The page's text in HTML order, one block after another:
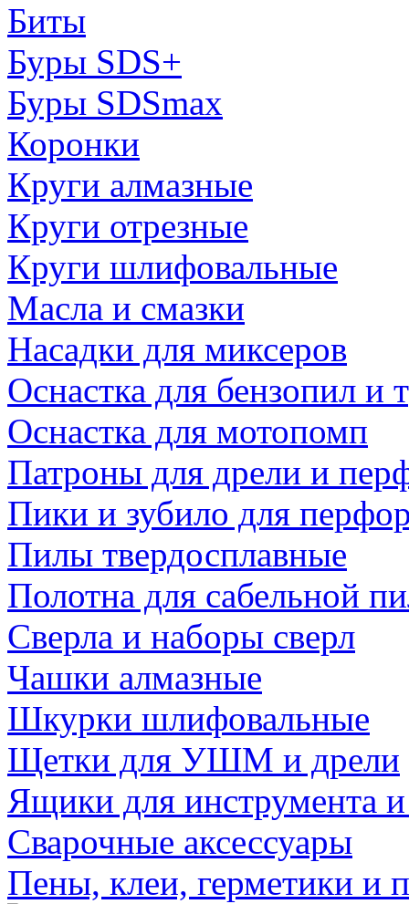
Биты
Буры SDS+
Буры SDSmax
Коронки
Круги алмазные
Круги отрезные
Круги шлифовальные
Масла и смазки
Насадки для миксеров
Оснастка для бензопил и
Оснастка для мотопомп
Патроны для дрели и
Пики и зубило для
Пилы твердосплавные
Полотна для сабельной
Сверла и наборы сверл
Чашки алмазные
Шкурки шлифовальные
Щетки для УШМ и дрели
Ящики для инструмента
Сварочные аксессуары
Пены, клеи, герметики и